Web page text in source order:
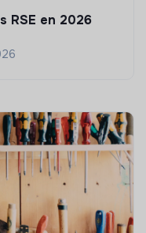
RSE en 2026